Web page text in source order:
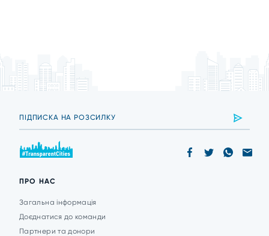
ПРО НАС
Загальна інформація
Доєднатися до команди
Партнери та донори